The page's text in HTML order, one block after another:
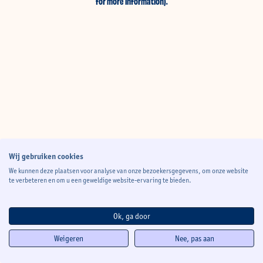
Wij gebruiken cookies
We kunnen deze plaatsen voor analyse van onze bezoekersgegevens, om onze website
te verbeteren en om u een geweldige website-ervaring te bieden.
Ok, ga door
Weigeren Nee, pas aan